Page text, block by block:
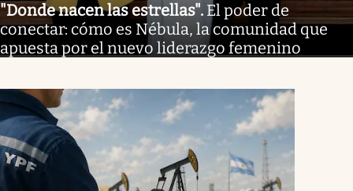
"Donde nacen las estrellas". El poder de
conectar: cómo es Nébula, la comunidad que
apuesta por el nuevo liderazgo femenino